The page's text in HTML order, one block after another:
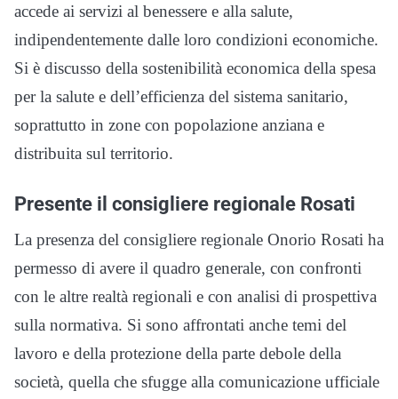
accede ai servizi al benessere e alla salute,
indipendentemente dalle loro condizioni economiche.
Si è discusso della sostenibilità economica della spesa
per la salute e dell’efficienza del sistema sanitario,
soprattutto in zone con popolazione anziana e
distribuita sul territorio.
Presente il consigliere regionale Rosati
La presenza del consigliere regionale Onorio Rosati ha
permesso di avere il quadro generale, con confronti
con le altre realtà regionali e con analisi di prospettiva
sulla normativa. Si sono affrontati anche temi del
lavoro e della protezione della parte debole della
società, quella che sfugge alla comunicazione ufficiale